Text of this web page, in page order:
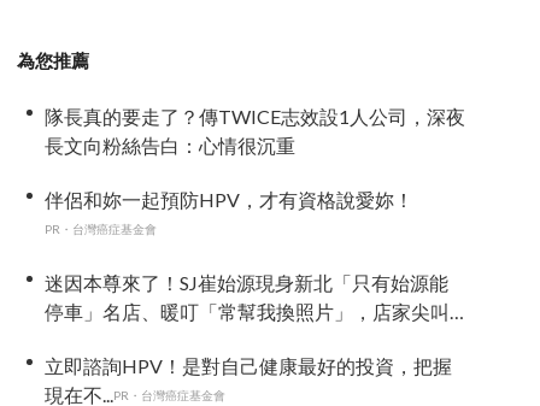
為您推薦
隊長真的要走了？傳TWICE志效設1人公司，深夜
長文向粉絲告白：心情很沉重
伴侶和妳一起預防HPV，才有資格說愛妳！
PR・台灣癌症基金會
迷因本尊來了！SJ崔始源現身新北「只有始源能
停車」名店、暖叮「常幫我換照片」，店家尖叫
立即諮詢HPV！是對自己健康最好的投資，把握
現在不...
PR・台灣癌症基金會